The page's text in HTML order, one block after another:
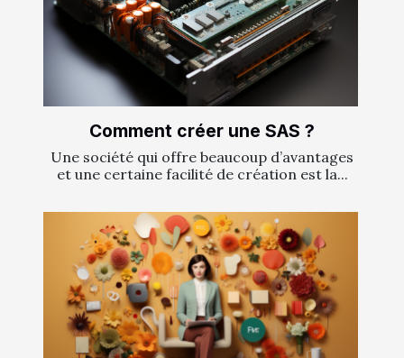
Comment créer une SAS ?
Une société qui offre beaucoup d’avantages
et une certaine facilité de création est la...